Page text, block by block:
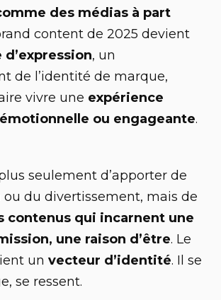
des médias à part
content de 2025 devient
, un
de l’identité de marque,
vivre une expérience
ou engageante.
seulement d’apporter de
ou du divertissement, mais de
contenus qui incarnent une
une raison d’être. Le
unvecteur d’identité. Il se
se ressent.